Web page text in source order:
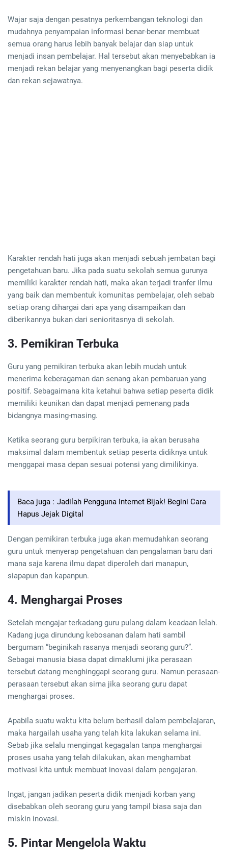
Wajar saja dengan pesatnya perkembangan teknologi dan
mudahnya penyampaian informasi benar-benar membuat
semua orang harus lebih banyak belajar dan siap untuk
menjadi insan pembelajar. Hal tersebut akan menyebabkan ia
menjadi rekan belajar yang menyenangkan bagi peserta didik
dan rekan sejawatnya.
Karakter rendah hati juga akan menjadi sebuah jembatan bagi
pengetahuan baru. Jika pada suatu sekolah semua gurunya
memiliki karakter rendah hati, maka akan terjadi tranfer ilmu
yang baik dan membentuk komunitas pembelajar, oleh sebab
setiap orang dihargai dari apa yang disampaikan dan
diberikannya bukan dari senioritasnya di sekolah.
3. Pemikiran Terbuka
Guru yang pemikiran terbuka akan lebih mudah untuk
menerima keberagaman dan senang akan pembaruan yang
positif. Sebagaimana kita ketahui bahwa setiap peserta didik
memiliki keunikan dan dapat menjadi pemenang pada
bidangnya masing-masing.
Ketika seorang guru berpikiran terbuka, ia akan berusaha
maksimal dalam membentuk setiap peserta didiknya untuk
menggapai masa depan sesuai potensi yang dimilikinya.
Baca juga : Jadilah Pengguna Internet Bijak! Begini Cara
Hapus Jejak Digital
Dengan pemikiran terbuka juga akan memudahkan seorang
guru untuk menyerap pengetahuan dan pengalaman baru dari
mana saja karena ilmu dapat diperoleh dari manapun,
siapapun dan kapanpun.
4. Menghargai Proses
Setelah mengajar terkadang guru pulang dalam keadaan lelah.
Kadang juga dirundung kebosanan dalam hati sambil
bergumam “beginikah rasanya menjadi seorang guru?”.
Sebagai manusia biasa dapat dimaklumi jika perasaan
tersebut datang menghinggapi seorang guru. Namun perasaan-
perasaan tersebut akan sirna jika seorang guru dapat
menghargai proses.
Apabila suatu waktu kita belum berhasil dalam pembelajaran,
maka hargailah usaha yang telah kita lakukan selama ini.
Sebab jika selalu mengingat kegagalan tanpa menghargai
proses usaha yang telah dilakukan, akan menghambat
motivasi kita untuk membuat inovasi dalam pengajaran.
Ingat, jangan jadikan peserta didik menjadi korban yang
disebabkan oleh seorang guru yang tampil biasa saja dan
miskin inovasi.
5. Pintar Mengelola Waktu